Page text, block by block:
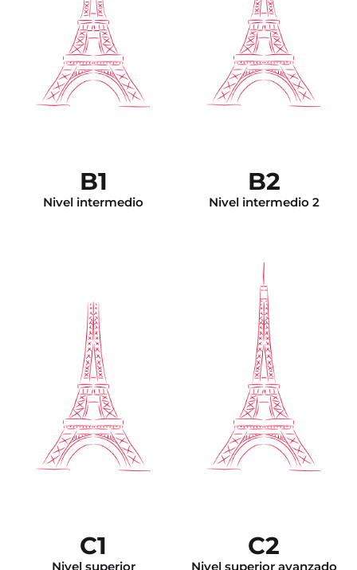
B1
Nivel intermedio
B2
Nivel intermedio 2
La comunicación es
espontánea. Tiene el
vocabulario suficiente para
enfrentar cualquier
situación. Se expresa de
manera construida tanto en
francés escrito como en
francés oral usando
estructuras apropiadas.
exime de cualquier test de
nivel para el ingreso a la
universidad en Francia.
C1
Nivel superior
Es capaz de realizar
trabajos académicos de
nivel muy avanzado
(como un resumen a
partir de un documento
de audio muy largo). El
C2
Nivel superior avanzado